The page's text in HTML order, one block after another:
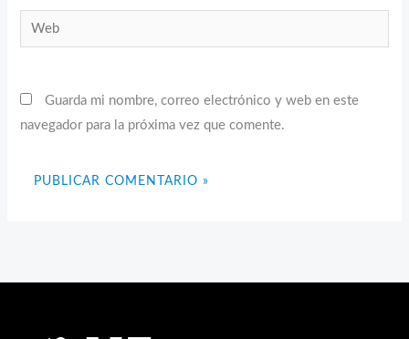
Web
Guarda mi nombre, correo electrónico y web en este
navegador para la próxima vez que comente.